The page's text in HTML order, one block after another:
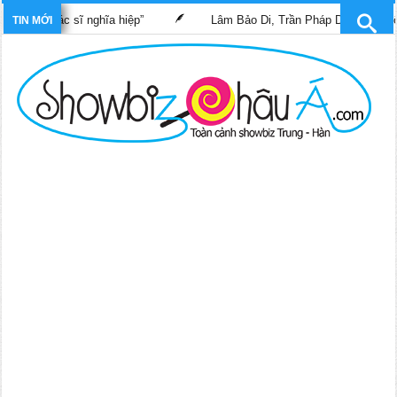
TIN MỚI
sĩ nghĩa hiệp” Lâm Bảo Di, Trần Pháp Dung tái ngộ màn